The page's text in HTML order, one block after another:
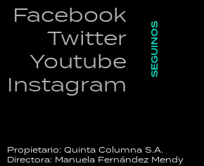
Facebook
Twitter
Youtube
Instagram
SEGUINOS
Propietario: Quinta Columna S.A.
Directora: Manuela Fernández Mendy